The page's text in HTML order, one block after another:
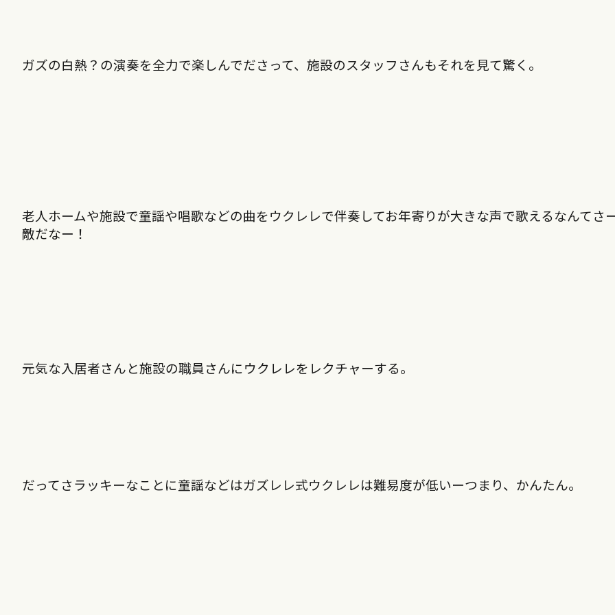
ガズの白熱？の演奏を全力で楽しんでださって、施設のスタッフさんもそれを見て驚く。
老人ホームや施設で童謡や唱歌などの曲をウクレレで伴奏してお年寄りが大きな声で歌えるなんてさ
敵だなー！
元気な入居者さんと施設の職員さんにウクレレをレクチャーする。
だってさラッキーなことに童謡などはガズレレ式ウクレレは難易度が低いーつまり、かんたん。